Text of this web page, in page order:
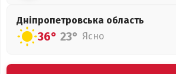
Дніпропетровська область
36° 23° Ясно